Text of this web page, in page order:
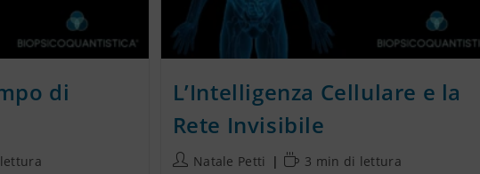
di
L’Intelligenza Cellulare e la
Rete Invisibile
Natale Petti 3 min di lettura